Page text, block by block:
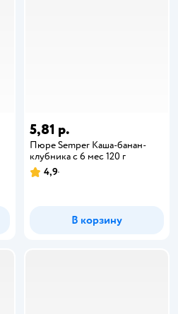
5,81 р.
Пюре Semper Каша-банан-
клубника с 6 мес 120 г
4,9
В корзину